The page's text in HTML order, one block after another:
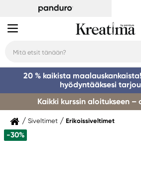
20 % kaikista
hyödyntääksesi
Kaikki kurssin aloitukseen
Siveltimet Erikoissiveltimet
-30%